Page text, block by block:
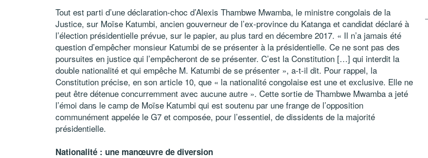
Tout est parti d’une déclaration-choc d’Alexis Thambwe Mwamba, le ministre congolais de la
Justice, sur Moïse Katumbi, ancien gouverneur de l’ex-province du Katanga et candidat déclaré à
l’élection présidentielle prévue, sur le papier, au plus tard en décembre 2017. « Il n’a jamais été
question d’empêcher monsieur Katumbi de se présenter à la présidentielle. Ce ne sont pas des
poursuites en justice qui l’empêcheront de se présenter. C’est la Constitution […] qui interdit la
double nationalité et qui empêche M. Katumbi de se présenter », a-t-il dit. Pour rappel, la
Constitution précise, en son article 10, que « la nationalité congolaise est une et exclusive. Elle ne
peut être détenue concurremment avec aucune autre ». Cette sortie de Thambwe Mwamba a jeté
l’émoi dans le camp de Moïse Katumbi qui est soutenu par une frange de l’opposition
communément appelée le G7 et composée, pour l’essentiel, de dissidents de la majorité
présidentielle.
Nationalité : une manœuvre de diversion